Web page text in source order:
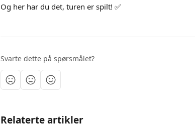
Og her har du det, turen er spilt! ✅
Svarte dette på spørsmålet?
Relaterte artikler